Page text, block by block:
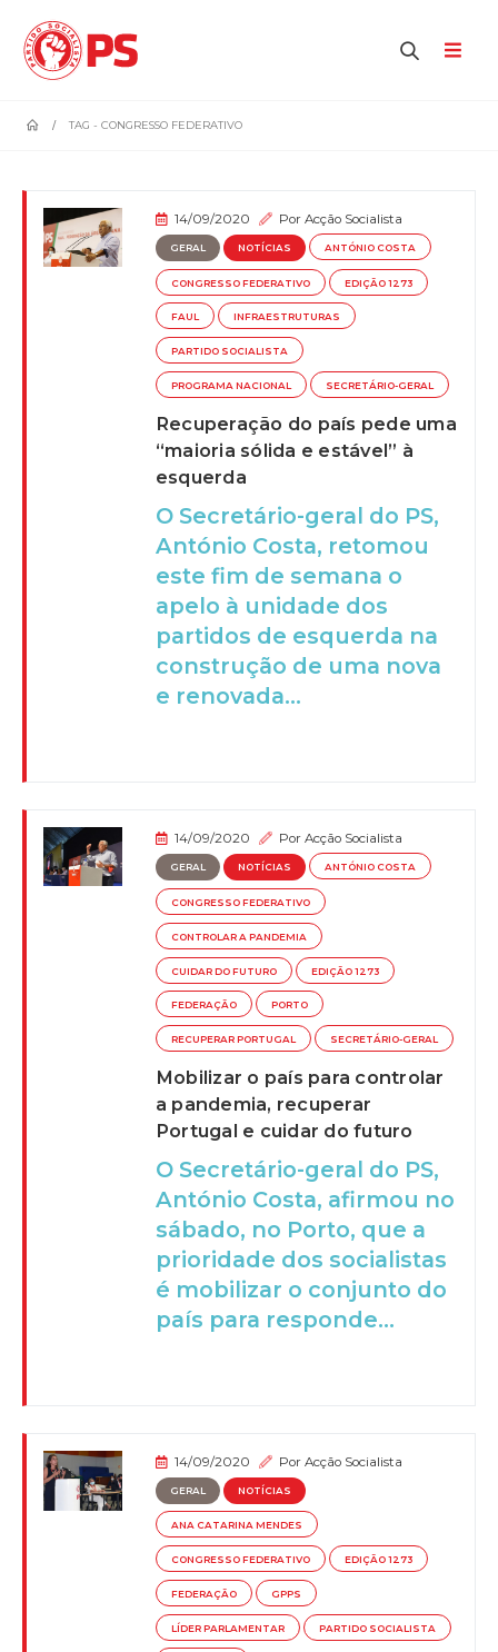
TAG - CONGRESSO FEDERATIVO
14/09/2020 PorAcção Socialista
GERAL NOTÍCIAS ANTÓNIO COSTA
CONGRESSO FEDERATIVO EDIÇÃO 1273
FAUL INFRAESTRUTURAS
PARTIDO SOCIALISTA
PROGRAMA NACIONAL SECRETÁRIO-GERAL
Recuperação do país pede uma
“maioria sólida e estável” à
esquerda
O Secretário-geral do PS,
António Costa, retomou
este fim de semana o
apelo à unidade dos
partidos de esquerda na
construção de uma nova
e renovada...
14/09/2020 PorAcção Socialista
GERAL NOTÍCIAS ANTÓNIO COSTA
CONGRESSO FEDERATIVO
CONTROLAR A PANDEMIA
CUIDAR DO FUTURO EDIÇÃO 1273
FEDERAÇÃO PORTO
RECUPERAR PORTUGAL SECRETÁRIO-GERAL
Mobilizar o país para controlar
a pandemia, recuperar
Portugal e cuidar do futuro
O Secretário-geral do PS,
António Costa, afirmou no
sábado, no Porto, que a
prioridade dos socialistas
é mobilizar o conjunto do
país para responde...
14/09/2020 PorAcção Socialista
GERAL NOTÍCIAS
ANA CATARINA MENDES
CONGRESSO FEDERATIVO EDIÇÃO 1273
FEDERAÇÃO GPPS
LÍDER PARLAMENTAR PARTIDO SOCIALISTA